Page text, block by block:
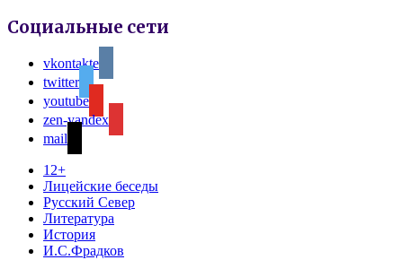
Социальные сети
vkontakte
twitter
youtube
zen-yandex
mail
12+
Лицейские беседы
Русский Север
Литература
История
И.С.Фрадков